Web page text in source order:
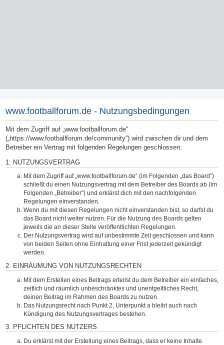
www.footballforum.de - Nutzungsbedingungen
Mit dem Zugriff auf „www.footballforum.de“
(„https://www.footballforum.de/community“) wird zwischen dir und dem
Betreiber ein Vertrag mit folgenden Regelungen geschlossen:
1. NUTZUNGSVERTRAG
Mit dem Zugriff auf „www.footballforum.de“ (im Folgenden „das Board“)
schließt du einen Nutzungsvertrag mit dem Betreiber des Boards ab (im
Folgenden „Betreiber“) und erklärst dich mit den nachfolgenden
Regelungen einverstanden.
Wenn du mit diesen Regelungen nicht einverstanden bist, so darfst du
das Board nicht weiter nutzen. Für die Nutzung des Boards gelten
jeweils die an dieser Stelle veröffentlichten Regelungen.
Der Nutzungsvertrag wird auf unbestimmte Zeit geschlossen und kann
von beiden Seiten ohne Einhaltung einer Frist jederzeit gekündigt
werden.
2. EINRÄUMUNG VON NUTZUNGSRECHTEN
Mit dem Erstellen eines Beitrags erteilst du dem Betreiber ein einfaches,
zeitlich und räumlich unbeschränktes und unentgeltliches Recht,
deinen Beitrag im Rahmen des Boards zu nutzen.
Das Nutzungsrecht nach Punkt 2, Unterpunkt a bleibt auch nach
Kündigung des Nutzungsvertrages bestehen.
3. PFLICHTEN DES NUTZERS
Du erklärst mit der Erstellung eines Beitrags, dass er keine Inhalte